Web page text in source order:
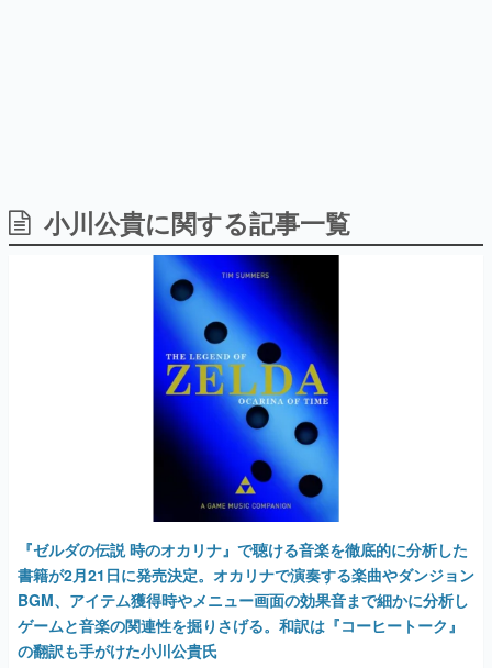
「経験値」「裏技」「ラスボス」… ゲームにまつわる言葉
の起源や用法の変遷を、コンピューター文化史研究家・タ
イニーP氏が徹底調査。
カテゴリ
電ファミニコゲーマーとは？
運営：株式会社マレ
『ゼルダの伝説 時のオカリナ』で聴ける音楽を徹底的に分析した
書籍が2月21日に発売決定。オカリナで演奏する楽曲やダンジョン
BGM、アイテム獲得時やメニュー画面の効果音まで細かに分析し
ゲームと音楽の関連性を掘りさげる。和訳は『コーヒートーク』
の翻訳も手がけた小川公貴氏
2025年1月8日 公開